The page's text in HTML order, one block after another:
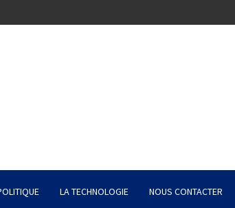
LA TECHNOLOGIE NOUS CONTACTER